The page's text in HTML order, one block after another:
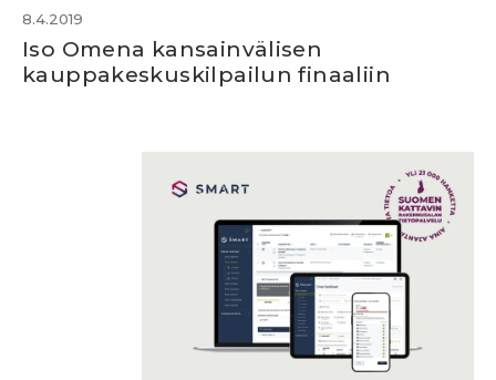
8.4.2019
Iso Omena kansainvälisen
kauppakeskuskilpailun finaaliin